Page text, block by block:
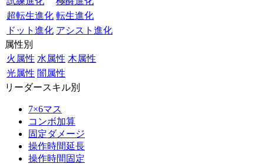
超転生進化 転生進化
ドット進化 アシスト進化
属性別
火属性 水属性 木属性
光属性 闇属性
リーダースキル別
7×6マス
コンボ加算
固定ダメージ
操作時間延長
操作時間固定